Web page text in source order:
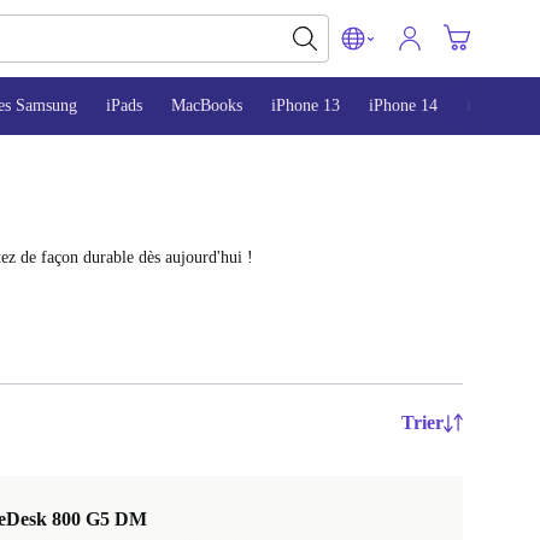
Samsung iPads MacBooks iPhone 13 iPhone 14 iPhone 15
de façon durable dès aujourd'hui !
Trier
800 G5 DM